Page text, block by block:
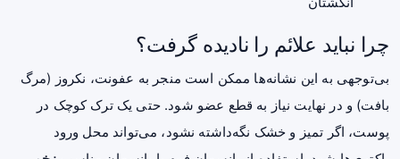
چرا نباید علائم را نادیده گرفت؟
بی‌توجهی به این نشانه‌ها ممکن است منجر به عفونت، نکروز (مرگ
بافت) و در نهایت نیاز به قطع عضو شود. حتی یک ترک کوچک در
پوست، اگر تمیز و خشک نگه‌داشته نشود، می‌تواند محل ورود